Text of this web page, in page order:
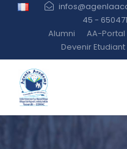
45 -
Alumni
AA-Portal
Devenir Etudiant